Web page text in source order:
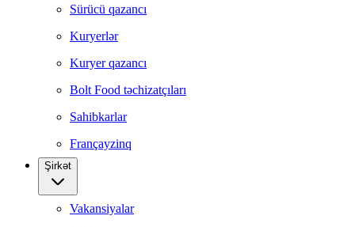
Sürücü qazancı
Kuryerlər
Kuryer qazancı
Bolt Food təchizatçıları
Sahibkarlar
Françayzinq
Şirkət
Vakansiyalar